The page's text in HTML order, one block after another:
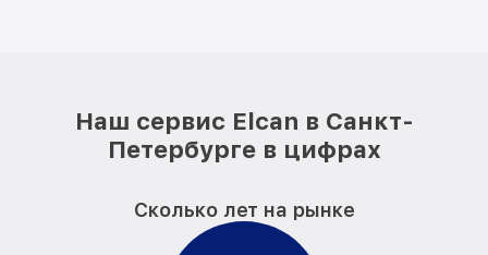
Наш сервис Elcan в Санкт-
Петербурге в цифрах
Сколько лет на рынке